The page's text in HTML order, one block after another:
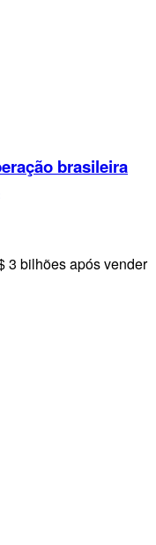
brasileira
3 bilhões após vender